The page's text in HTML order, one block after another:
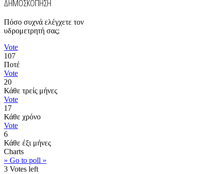
ΔΗΜΟΣΚΟΠΗΣΗ
Πόσο συχνά ελέγχετε τον
υδρομετρητή σας;
Vote
107
Ποτέ
Vote
20
Κάθε τρείς μήνες
Vote
17
Κάθε χρόνο
Vote
6
Κάθε έξι μήνες
Charts
» Go to poll »
3 Votes left